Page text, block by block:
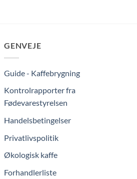
GENVEJE
Guide - Kaffebrygning
Kontrolrapporter fra
Fødevarestyrelsen
Handelsbetingelser
Privatlivspolitik
Økologisk kaffe
Forhandlerliste